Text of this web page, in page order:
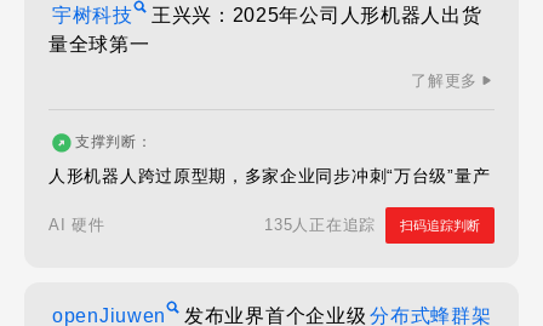
宇树科技
王兴兴：2025年公司人形机器人出货
量全球第一
了解更多
支撑判断：
人形机器人跨过原型期，多家企业同步冲刺“万台级”量产
AI 硬件 135人正在追踪 扫码追踪判断
openJiuwen 发布业界首个企业级 分布式蜂群架